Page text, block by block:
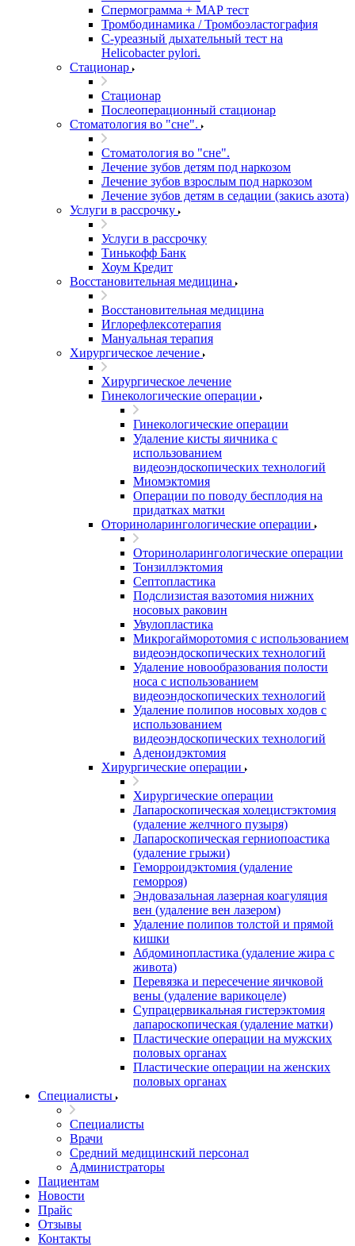
Спермограмма + МАР тест
Тромбодинамика / Тромбоэластография
С-уреазный дыхательный тест на
Helicobacter pylori.
Стационар
Стационар
Послеоперационный стационар
Стоматология во "сне".
Стоматология во "сне".
Лечение зубов детям под наркозом
Лечение зубов взрослым под наркозом
Лечение зубов детям в седации (закись азота)
Услуги в рассрочку
Услуги в рассрочку
Тинькофф Банк
Хоум Кредит
Восстановительная медицина
Восстановительная медицина
Иглорефлексотерапия
Мануальная терапия
Хирургическое лечение
Хирургическое лечение
Гинекологические операции
Гинекологические операции
Удаление кисты яичника с
использованием
видеоэндоскопических технологий
Миомэктомия
Операции по поводу бесплодия на
придатках матки
Оториноларингологические операции
Оториноларингологические операции
Тонзиллэктомия
Септопластика
Подслизистая вазотомия нижних
носовых раковин
Увулопластика
Микрогайморотомия с использованием
видеоэндоскопических технологий
Удаление новообразования полости
носа с использованием
видеоэндоскопических технологий
Удаление полипов носовых ходов с
использованием
видеоэндоскопических технологий
Аденоидэктомия
Хирургические операции
Хирургические операции
Лапароскопическая холецистэктомия
(удаление желчного пузыря)
Лапароскопическая герниопоастика
(удаление грыжи)
Геморроидэктомия (удаление
геморроя)
Эндовазальная лазерная коагуляция
вен (удаление вен лазером)
Удаление полипов толстой и прямой
кишки
Абдоминопластика (удаление жира с
живота)
Перевязка и пересечение яичковой
вены (удаление варикоцеле)
Супрацервикальная гистерэктомия
лапароскопическая (удаление матки)
Пластические операции на мужских
половых органах
Пластические операции на женских
половых органах
Специалисты
Специалисты
Врачи
Средний медицинский персонал
Администраторы
Пациентам
Новости
Прайс
Отзывы
Контакты